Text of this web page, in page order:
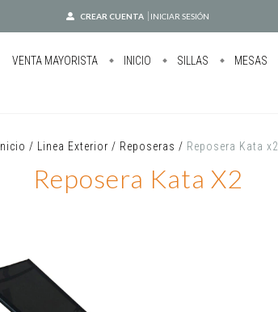
CREAR CUENTA INICIAR SESIÓN
VENTA MAYORISTA INICIO SILLAS MESAS
Inicio / Linea Exterior / Reposeras / Reposera Kata x2
Reposera Kata X2